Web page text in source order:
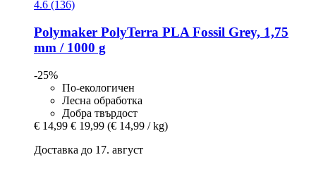
4.6 (136)
Polymaker PolyTerra PLA Fossil Grey, 1,75
mm / 1000 g
-25%
По-екологичен
Лесна обработка
Добра твърдост
€ 14,99 € 19,99 (€ 14,99 / kg)
Доставка до 17. август